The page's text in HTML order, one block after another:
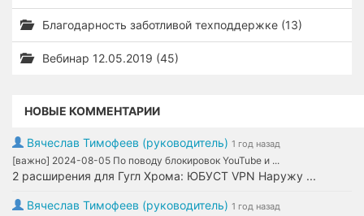
Благодарность заботливой техподдержке (13)
Вебинар 12.05.2019 (45)
НОВЫЕ КОММЕНТАРИИ
Вячеслав Тимофеев (руководитель) 1 год назад
[важно] 2024-08-05 По поводу блокировок YouTube и ...
2 расширения для Гугл Хрома: ЮБУСТ VPN Наружу ...
Вячеслав Тимофеев (руководитель) 1 год назад